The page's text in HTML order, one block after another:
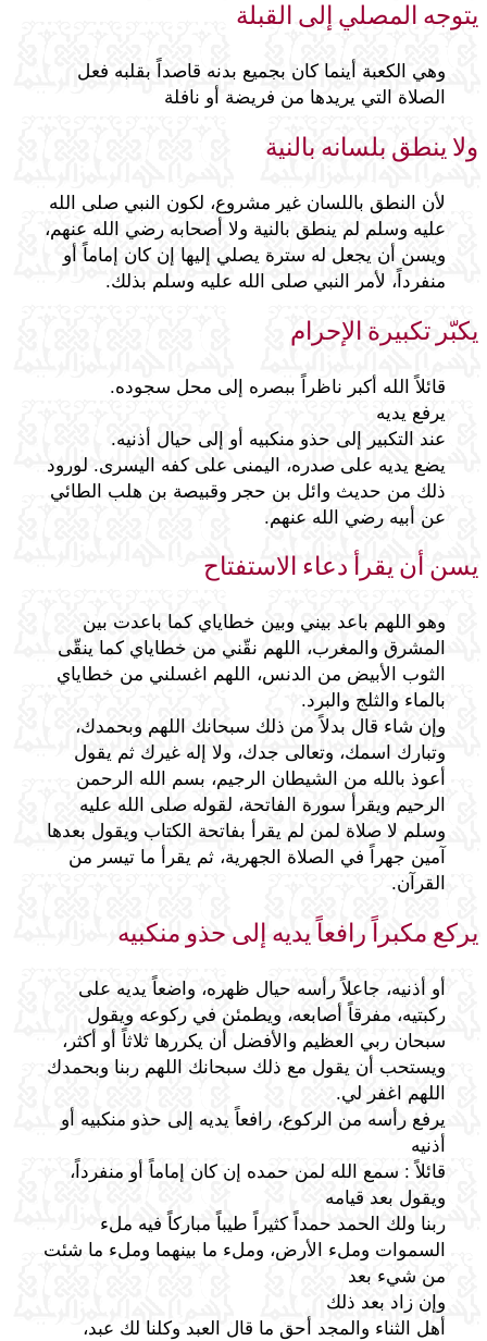
يتوجه المصلي إلى القبلة
وهي الكعبة أينما كان بجميع بدنه قاصداً بقلبه فعل
الصلاة التي يريدها من فريضة أو نافلة
ولا ينطق بلسانه بالنية
لأن النطق باللسان غير مشروع، لكون النبي صلى الله
عليه وسلم لم ينطق بالنية ولا أصحابه رضي الله عنهم،
ويسن أن يجعل له سترة يصلي إليها إن كان إماماً أو
منفرداً، لأمر النبي صلى الله عليه وسلم بذلك.
يكبّر تكبيرة الإحرام
قائلاً الله أكبر ناظراً ببصره إلى محل سجوده.
يرفع يديه
عند التكبير إلى حذو منكبيه أو إلى حيال أذنيه.
يضع يديه على صدره، اليمنى على كفه اليسرى. لورود
ذلك من حديث وائل بن حجر وقبيصة بن هلب الطائي
عن أبيه رضي الله عنهم.
يسن أن يقرأ دعاء الاستفتاح
وهو اللهم باعد بيني وبين خطاياي كما باعدت بين
المشرق والمغرب، اللهم نقّني من خطاياي كما ينقّى
الثوب الأبيض من الدنس، اللهم اغسلني من خطاياي
بالماء والثلج والبرد.
وإن شاء قال بدلاً من ذلك سبحانك اللهم وبحمدك،
وتبارك اسمك، وتعالى جدك، ولا إله غيرك ثم يقول
أعوذ بالله من الشيطان الرجيم، بسم الله الرحمن
الرحيم ويقرأ سورة الفاتحة، لقوله صلى الله عليه
وسلم لا صلاة لمن لم يقرأ بفاتحة الكتاب ويقول بعدها
آمين جهراً في الصلاة الجهرية، ثم يقرأ ما تيسر من
القرآن.
يركع مكبراً رافعاً يديه إلى حذو منكبيه
أو أذنيه، جاعلاً رأسه حيال ظهره، واضعاً يديه على
ركبتيه، مفرقاً أصابعه، ويطمئن في ركوعه ويقول
سبحان ربي العظيم والأفضل أن يكررها ثلاثاً أو أكثر،
ويستحب أن يقول مع ذلك سبحانك اللهم ربنا وبحمدك
اللهم اغفر لي.
يرفع رأسه من الركوع، رافعاً يديه إلى حذو منكبيه أو
أذنيه
قائلاً : سمع الله لمن حمده إن كان إماماً أو منفرداً،
ويقول بعد قيامه
ربنا ولك الحمد حمداً كثيراً طيباً مباركاً فيه ملء
السموات وملء الأرض، وملء ما بينهما وملء ما شئت
من شيء بعد
وإن زاد بعد ذلك
أهل الثناء والمجد أحق ما قال العبد وكلنا لك عبد،